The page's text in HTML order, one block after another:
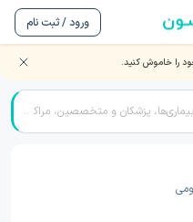
ورود / ثبت نام
را خاموش کنید.